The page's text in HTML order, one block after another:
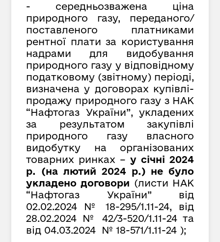
- середньозважена ціна
природного газу, переданого/
поставленого платниками
рентної плати за користування
надрами для видобування
природного газу у відповідному
податковому (звітному) періоді,
визначена у договорах купівлі-
продажу природного газу з НАК
“Нафтогаз України”, укладених
за результатом закупівлі
природного газу власного
видобутку на організованих
товарних ринках – у січні 2024
р. (на лютий 2024 р.) не було
укладено договори (листи НАК
“Нафтогаз України” від
02.02.2024 № 18-295/1.11-24, від
28.02.2024 № 42/3-520/1.11-24 та
від 04.03.2024 № 18-571/1.11-24 );